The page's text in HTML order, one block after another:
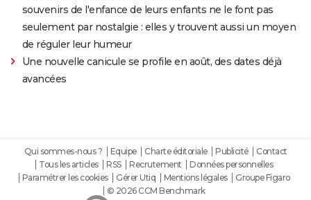
souvenirs de l'enfance de leurs enfants ne le font pas
seulement par nostalgie : elles y trouvent aussi un moyen
de réguler leur humeur
Une nouvelle canicule se profile en août, des dates déjà
avancées
Qui sommes-nous ? Equipe Charte éditoriale Publicité
Contact
Tous les articles
RSS Recrutement
Données personnelles
Paramétrer les cookies
Gérer Utiq Mentions légales
Groupe Figaro
© 2026 CCM Benchmark